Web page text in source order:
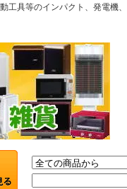
具等のインパクト、発電機、